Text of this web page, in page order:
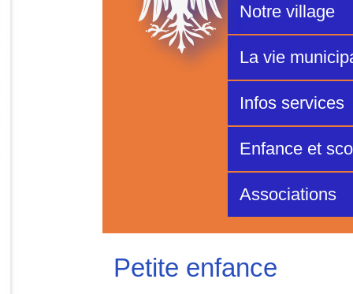
Notre village
La vie
Infos services
Enfance et
Associations
Petite enfance